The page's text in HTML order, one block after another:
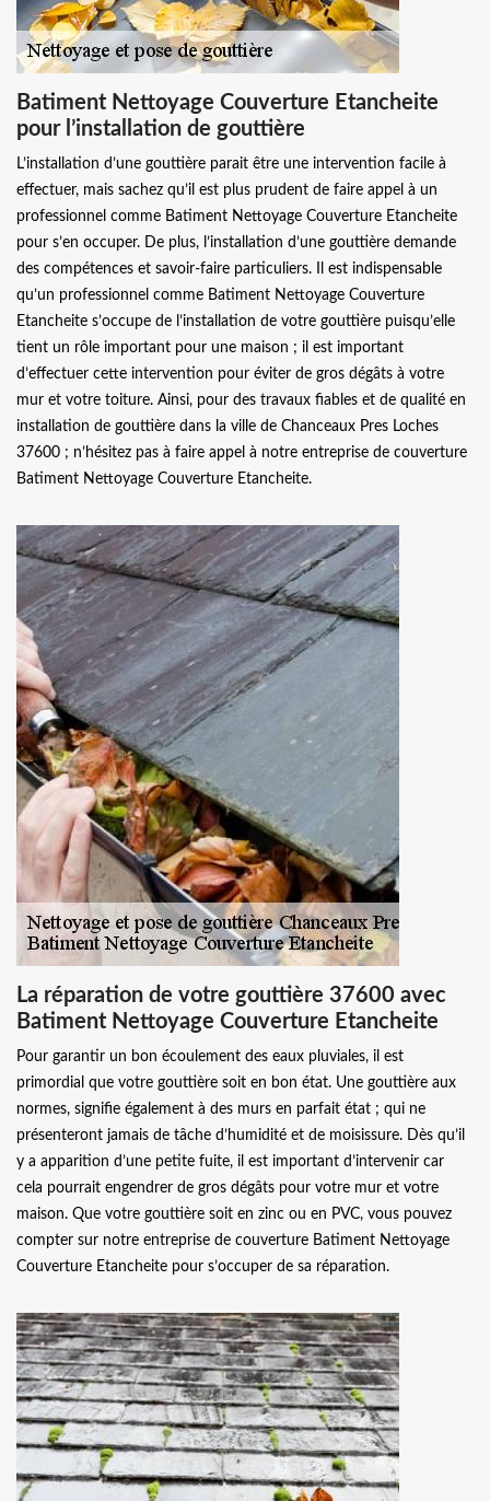
Batiment Nettoyage Couverture Etancheite
pour l’installation de gouttière
L’installation d’une gouttière parait être une intervention facile à
effectuer, mais sachez qu’il est plus prudent de faire appel à un
professionnel comme Batiment Nettoyage Couverture Etancheite
pour s’en occuper. De plus, l’installation d’une gouttière demande
des compétences et savoir-faire particuliers. Il est indispensable
qu’un professionnel comme Batiment Nettoyage Couverture
Etancheite s’occupe de l’installation de votre gouttière puisqu’elle
tient un rôle important pour une maison ; il est important
d’effectuer cette intervention pour éviter de gros dégâts à votre
mur et votre toiture. Ainsi, pour des travaux fiables et de qualité en
installation de gouttière dans la ville de Chanceaux Pres Loches
37600 ; n’hésitez pas à faire appel à notre entreprise de couverture
Batiment Nettoyage Couverture Etancheite.
La réparation de votre gouttière 37600 avec
Batiment Nettoyage Couverture Etancheite
Pour garantir un bon écoulement des eaux pluviales, il est
primordial que votre gouttière soit en bon état. Une gouttière aux
normes, signifie également à des murs en parfait état ; qui ne
présenteront jamais de tâche d’humidité et de moisissure. Dès qu’il
y a apparition d’une petite fuite, il est important d’intervenir car
cela pourrait engendrer de gros dégâts pour votre mur et votre
maison. Que votre gouttière soit en zinc ou en PVC, vous pouvez
compter sur notre entreprise de couverture Batiment Nettoyage
Couverture Etancheite pour s’occuper de sa réparation.